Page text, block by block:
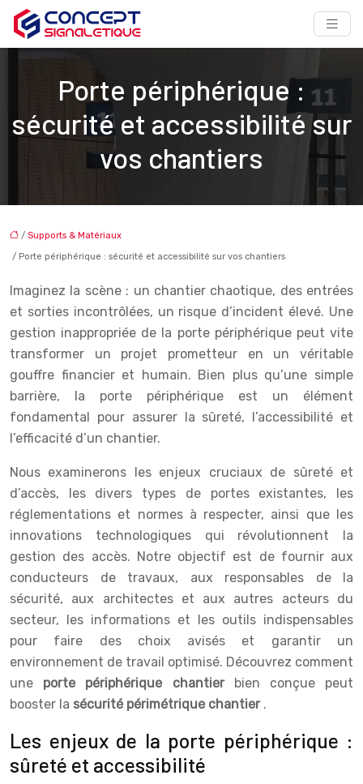
Porte périphérique :
sécurité et accessibilité sur
vos chantiers
/ Supports & Matériaux
/ Porte périphérique : sécurité et accessibilité sur vos chantiers
Imaginez la scène : un chantier chaotique, des entrées
et sorties incontrôlées, un risque d’incident élevé. Une
gestion inappropriée de la porte périphérique peut vite
transformer un projet prometteur en un véritable
gouffre financier et humain. Bien plus qu’une simple
barrière, la porte périphérique est un élément
fondamental pour assurer la sûreté, l’accessibilité et
l’efficacité d’un chantier.
Nous examinerons les enjeux cruciaux de sûreté et
d’accès, les divers types de portes existantes, les
réglementations et normes à respecter, ainsi que les
innovations technologiques qui révolutionnent la
gestion des accès. Notre objectif est de fournir aux
conducteurs de travaux, aux responsables de la
sécurité, aux architectes et aux autres acteurs du
secteur, les informations et les outils indispensables
pour faire des choix avisés et garantir un
environnement de travail optimisé. Découvrez comment
une porte périphérique chantier bien conçue peut
booster la sécurité périmétrique chantier .
Les enjeux de la porte périphérique :
sûreté et accessibilité